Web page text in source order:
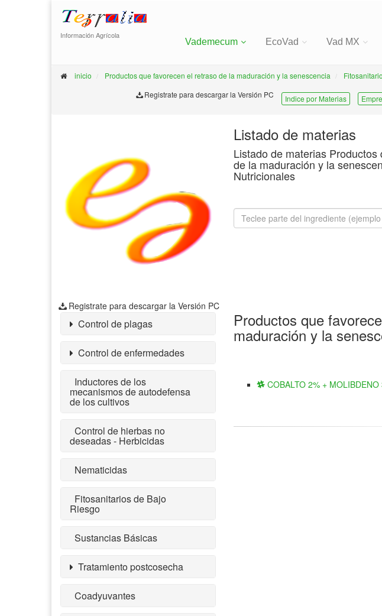
Información Agrícola
Vademecum EcoVad Vad MX
inicio Productos que favorecen el retraso de la maduración y la senescencia
Registrate para descargar la Versión PC
Indice por Materias
Registrate para descargar la Versión PC
Listado de materias
Listado de materias
de la maduración y la
Nutricionales
Control de plagas
Control de enfermedades
Inductores de los
mecanismos de autodefensa
de los cultivos
Control de hierbas no
deseadas - Herbicidas
Nematicidas
Fitosanitarios de Bajo
Riesgo
Sustancias Básicas
Tratamiento postcosecha
Coadyuvantes
Productos que
maduración y la
COBALTO 2% + MOLIBDENO